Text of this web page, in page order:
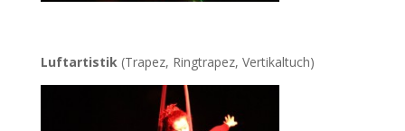
Luftartistik (Trapez, Ringtrapez, Vertikaltuch)